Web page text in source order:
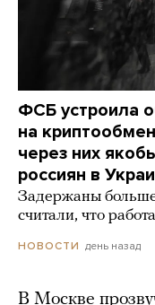
ФСБ устроила
на
через них
россиян в
Задержаны
считали, что
НОВОСТИ день назад
В Москве